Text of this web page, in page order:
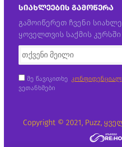
ᲡᲘᲐᲮᲚᲔᲔᲑᲘᲡ ᲒᲐᲛᲝᲬᲔᲠᲐ
გამოიწერეთ ჩვენი
ყოველთვის საქმის კურსში
მე წავიკითხე
ვეთანხმები
Copyright © 2021, Puzz,